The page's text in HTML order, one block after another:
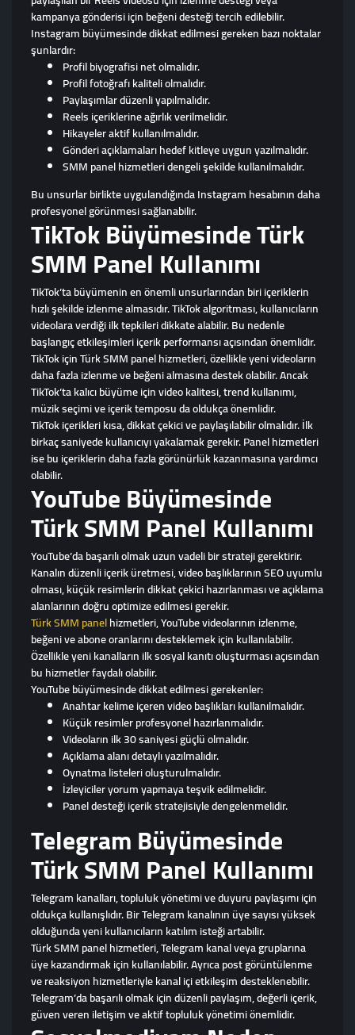
kampanya gönderisi için beğeni desteği tercih edilebilir.
Instagram büyümesinde dikkat edilmesi gereken bazı noktalar
şunlardır:
Profil biyografisi net olmalıdır.
Profil fotoğrafı kaliteli olmalıdır.
Paylaşımlar düzenli yapılmalıdır.
Reels içeriklerine ağırlık verilmelidir.
Hikayeler aktif kullanılmalıdır.
Gönderi açıklamaları hedef kitleye uygun yazılmalıdır.
SMM panel hizmetleri dengeli şekilde kullanılmalıdır.
Bu unsurlar birlikte uygulandığında Instagram hesabının daha
profesyonel görünmesi sağlanabilir.
TikTok Büyümesinde Türk
SMM Panel Kullanımı
TikTok’ta büyümenin en önemli unsurlarından biri içeriklerin
hızlı şekilde izlenme almasıdır. TikTok algoritması, kullanıcıların
videolara verdiği ilk tepkileri dikkate alabilir. Bu nedenle
başlangıç etkileşimleri içerik performansı açısından önemlidir.
TikTok için Türk SMM panel hizmetleri, özellikle yeni videoların
daha fazla izlenme ve beğeni almasına destek olabilir. Ancak
TikTok’ta kalıcı büyüme için video kalitesi, trend kullanımı,
müzik seçimi ve içerik temposu da oldukça önemlidir.
TikTok içerikleri kısa, dikkat çekici ve paylaşılabilir olmalıdır. İlk
birkaç saniyede kullanıcıyı yakalamak gerekir. Panel hizmetleri
ise bu içeriklerin daha fazla görünürlük kazanmasına yardımcı
olabilir.
YouTube Büyümesinde
Türk SMM Panel Kullanımı
YouTube’da başarılı olmak uzun vadeli bir strateji gerektirir.
Kanalın düzenli içerik üretmesi, video başlıklarının SEO uyumlu
olması, küçük resimlerin dikkat çekici hazırlanması ve açıklama
alanlarının doğru optimize edilmesi gerekir.
Türk SMM panelhizmetleri, YouTube videolarının izlenme,
beğeni ve abone oranlarını desteklemek için kullanılabilir.
Özellikle yeni kanalların ilk sosyal kanıtı oluşturması açısından
bu hizmetler faydalı olabilir.
YouTube büyümesinde dikkat edilmesi gerekenler:
Anahtar kelime içeren video başlıkları kullanılmalıdır.
Küçük resimler profesyonel hazırlanmalıdır.
Videoların ilk 30 saniyesi güçlü olmalıdır.
Açıklama alanı detaylı yazılmalıdır.
Oynatma listeleri oluşturulmalıdır.
İzleyiciler yorum yapmaya teşvik edilmelidir.
Panel desteği içerik stratejisiyle dengelenmelidir.
Telegram Büyümesinde
Türk SMM Panel Kullanımı
Telegram kanalları, topluluk yönetimi ve duyuru paylaşımı için
oldukça kullanışlıdır. Bir Telegram kanalının üye sayısı yüksek
olduğunda yeni kullanıcıların katılım isteği artabilir.
Türk SMM panel hizmetleri, Telegram kanal veya gruplarına
üye kazandırmak için kullanılabilir. Ayrıca post görüntülenme
ve reaksiyon hizmetleriyle kanal içi etkileşim desteklenebilir.
Telegram’da başarılı olmak için düzenli paylaşım, değerli içerik,
güven veren iletişim ve aktif topluluk yönetimi önemlidir.